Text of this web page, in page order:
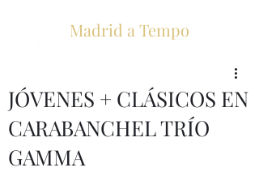
Madrid a Tempo
JÓVENES + CLÁSICOS EN
CARABANCHEL TRÍO
GAMMA